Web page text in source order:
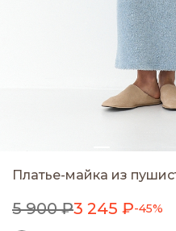
Платье-майка из
5 900 ₽3 245 ₽-45%